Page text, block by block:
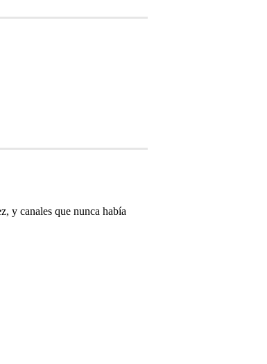
y canales que nunca había